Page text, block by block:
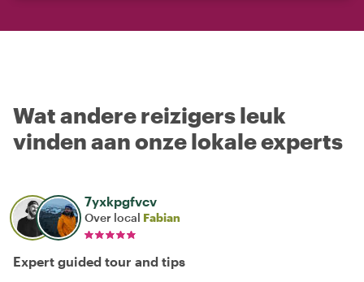
Wat andere reizigers leuk
vinden aan onze lokale experts
7yxkpgfvcv
Over local Fabian
Expert guided tour and tips